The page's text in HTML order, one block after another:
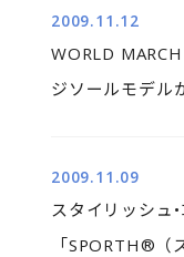
2009.11.12
WORLD
ジソールモデル
2009.11.09
スタイリッシュ
「SPORTH®（